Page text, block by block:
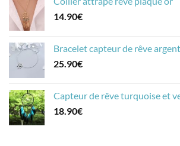
14.90€
Bracelet capteur de rêve argent
25.90€
Capteur de rêve turquoise et
18.90€